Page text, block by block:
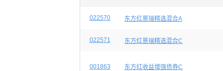
022570 东方红景瑞精选混合A
022571 东方红景瑞精选混合C
001863 东方红收益增强债券C